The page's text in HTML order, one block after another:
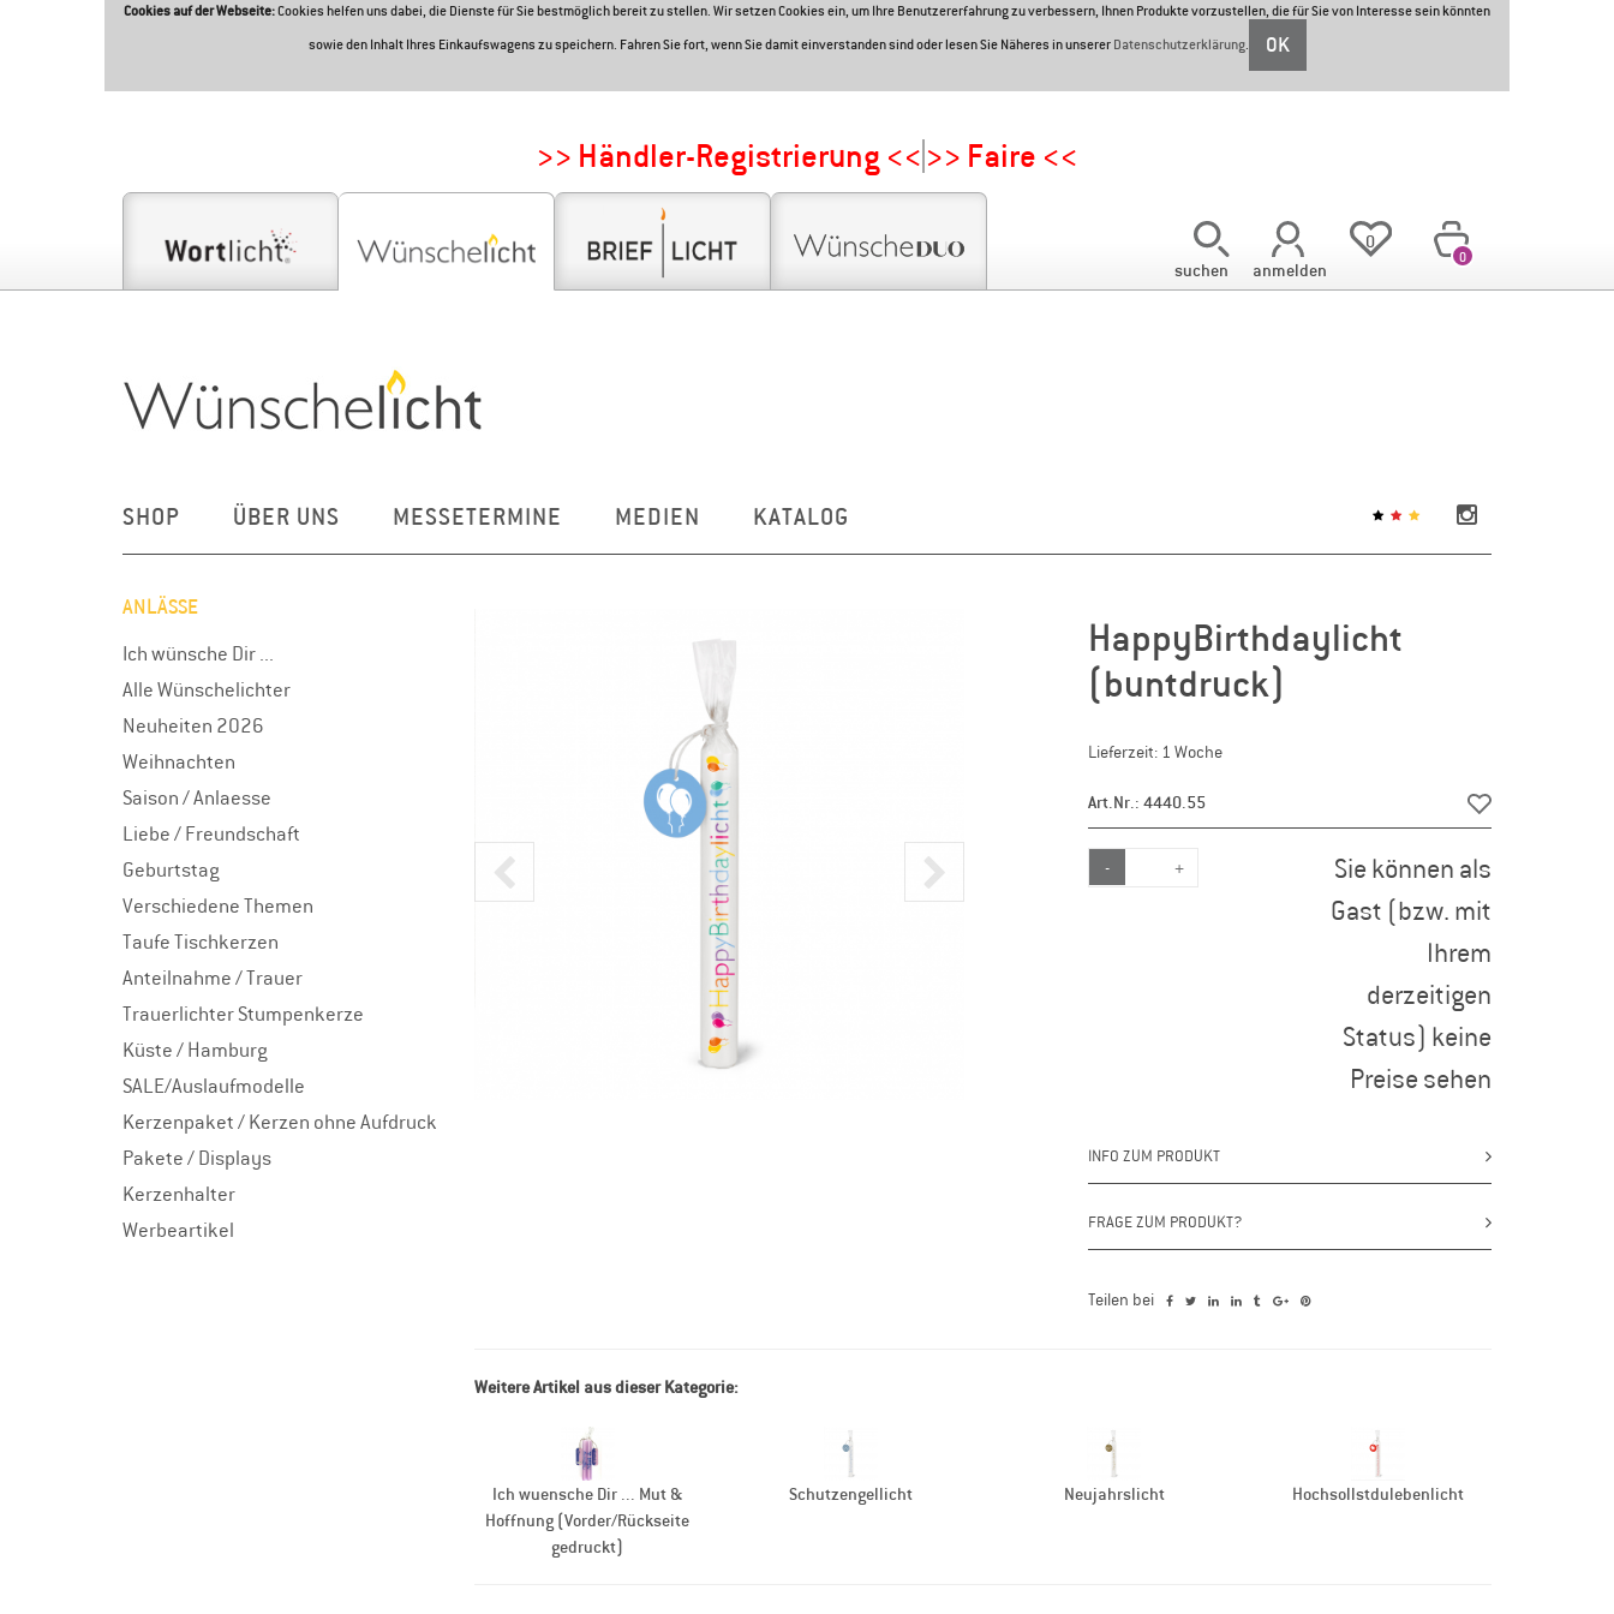
Cookies auf der Webseite:Cookies helfen uns dabei, die Dienste für Sie bestmöglich bereit zu stellen. Wir setzen Cookies ein, um Ihre Benutzererfahrung zu verbessern, Ihnen Produkte vorzustellen, die für Sie von Interesse sein könnten
sowie den Inhalt Ihres Einkaufswagens zu speichern. Fahren Sie fort, wenn Sie damit einverstanden sind oder lesen Sie Näheres in unsererDatenschutzerklärung. OK
>> Händler-Registrierung << >> Faire <<
suchen anmelden
0
0
SHOP ÜBER UNS MESSETERMINE MEDIEN KATALOG
HappyBirthdaylicht
(buntdruck)
Lieferzeit: 1 Woche
Art.Nr.: 4440.55
- +
Sie können als
Gast (bzw. mit
Ihrem
derzeitigen
Status) keine
Preise sehen
INFO ZUM PRODUKT
FRAGE ZUM PRODUKT?
Teilen bei
Weitere Artikel aus dieser Kategorie:
Ich wuensche Dir ... Mut &
Hoffnung (Vorder/Rückseite
gedruckt)
Schutzengellicht Neujahrslicht Hochsollstdulebenlicht
ANLÄSSE
Ich wünsche Dir ...
Alle Wünschelichter
Neuheiten 2026
Weihnachten
Saison / Anlaesse
Liebe / Freundschaft
Geburtstag
Verschiedene Themen
Taufe Tischkerzen
Anteilnahme / Trauer
Trauerlichter Stumpenkerze
Küste / Hamburg
SALE/Auslaufmodelle
Kerzenpaket / Kerzen ohne Aufdruck
Pakete / Displays
Kerzenhalter
Werbeartikel